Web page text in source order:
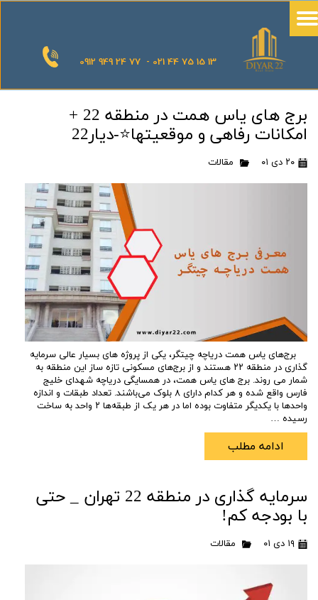
0912 949 24 77 - 021 44 75 15 13
برج‌ های یاس همت در منطقه 22 +
امکانات رفاهی و موقعیتها⭐-دیار22
۲۰ دی ۰۱ مقالات
برج‌های یاس همت دریاچه چیتگر، یکی از پروژه‌ های بسیار عالی سرمایه
‌گذاری در منطقه ۲۲ هستند و از برج‌های مسکونی تازه ‌ساز این منطقه به
شمار می روند. برج‌ های یاس همت، در همسایگی دریاچه شهدای خلیج‌
فارس واقع شده و هر کدام دارای ۸ بلوک می‌باشند. تعداد طبقات و اندازه
واحدها با یکدیگر متفاوت بوده اما در هر یک از طبقه‌ها ۲ واحد به ساخت
رسیده …
ادامه مطلب
سرمایه گذاری در منطقه 22 تهران _ حتی
با بودجه کم!
۱۹ دی ۰۱ مقالات